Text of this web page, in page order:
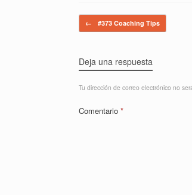
Navegador de artículos
← #373 Coaching Tips
Deja una respuesta
Tu dirección de correo electrónico no
Comentario *